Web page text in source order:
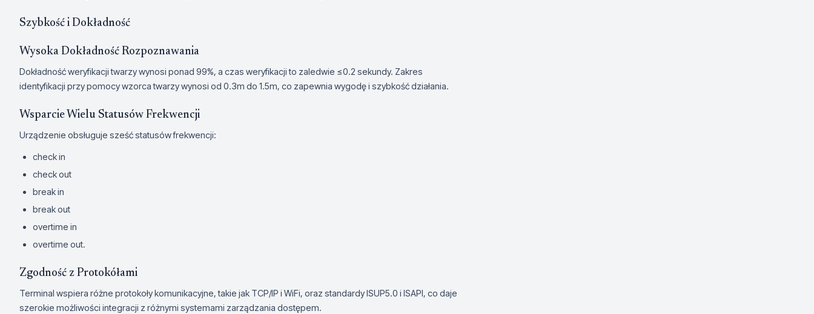
Szybkość i Dokładność
Wysoka Dokładność Rozpoznawania
Dokładność weryfikacji twarzy wynosi ponad 99%, a czas weryfikacji to zaledwie ≤0.2 sekundy. Zakres
identyfikacji przy pomocy wzorca twarzy wynosi od 0.3m do 1.5m, co zapewnia wygodę i szybkość działania.
Wsparcie Wielu Statusów Frekwencji
Urządzenie obsługuje sześć statusów frekwencji:
check in
check out
break in
break out
overtime in
overtime out.
Zgodność z Protokółami
Terminal wspiera różne protokoły komunikacyjne, takie jak TCP/IP i WiFi, oraz standardy ISUP5.0 i ISAPI, co daje
szerokie możliwości integracji z różnymi systemami zarządzania dostępem.